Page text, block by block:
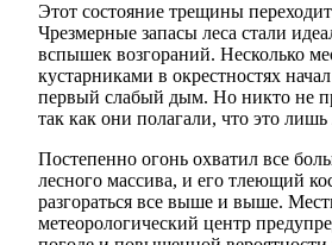
Этот состояние трещины
Чрезмерные запасы леса стали
вспышек возгораний. Несколько
кустарниками в окрестностях
первый слабый дым. Но никто не
так как они полагали, что это лишь
Постепенно огонь охватил все
лесного массива, и его тлеющий
разгораться все выше и выше.
метеорологический центр